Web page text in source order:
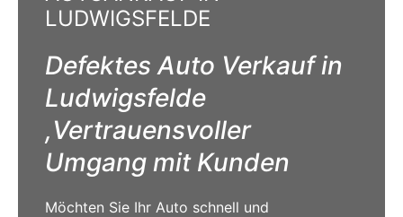
LUDWIGSFELDE
Defektes Auto Verkauf in
Ludwigsfelde
,Vertrauensvoller
Umgang mit Kunden
Möchten Sie Ihr Auto schnell und